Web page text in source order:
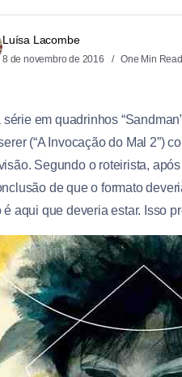
Luísa Lacombe
8 de novembro de 2016 One Min Read
em quadrinhos
(“A Invocação do Mal 2”)
Segundo o roteirista,
de que o formato
é aqui que deveria estar. Isso